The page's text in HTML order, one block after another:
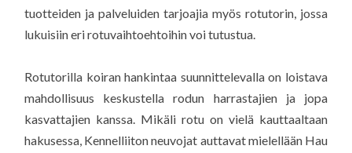
tuotteiden ja palveluiden tarjoajia myös rotutorin, jossa
lukuisiin eri rotuvaihtoehtoihin voi tutustua.
Rotutorilla koiran hankintaa suunnittelevalla on loistava
mahdollisuus keskustella rodun harrastajien ja jopa
kasvattajien kanssa. Mikäli rotu on vielä kauttaaltaan
hakusessa, Kennelliiton neuvojat auttavat mielellään Hau